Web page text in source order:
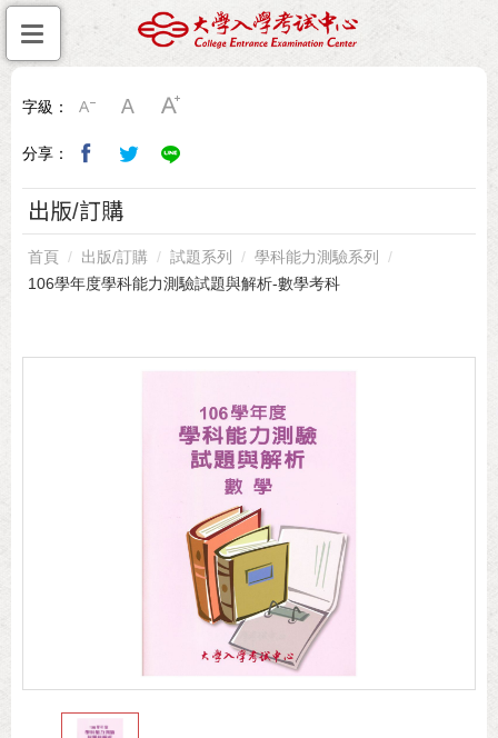
字級：
分享：
出版/訂購
首頁 出版/訂購 試題系列
學科能力測驗系列
106學年度學科能力測驗試題與解析-數學考科